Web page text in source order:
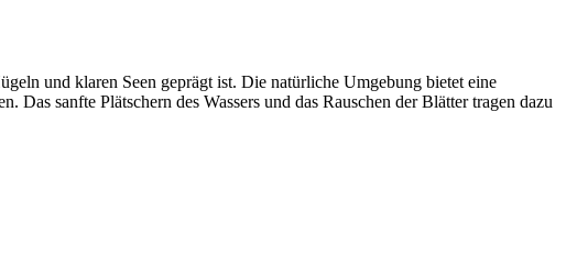
und klaren Seen geprägt ist. Die natürliche Umgebung bietet eine
sanfte Plätschern des Wassers und das Rauschen der Blätter tragen dazu